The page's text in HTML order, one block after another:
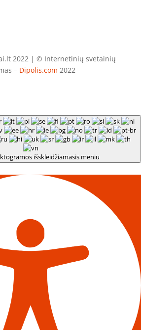
2022 | © Internetinių svetainių
– Dipolis.com 2022